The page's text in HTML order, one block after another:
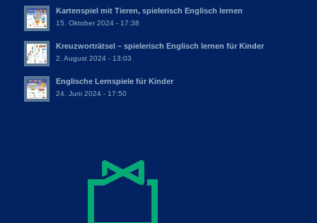
Kartenspiel mit Tieren, spielerisch Englisch lernen
15. Oktober 2024 - 17:38
Kreuzworträtsel – spielerisch Englisch lernen für Kinder
2. August 2024 - 13:03
Englische Lernspiele für Kinder
24. Juni 2024 - 17:50